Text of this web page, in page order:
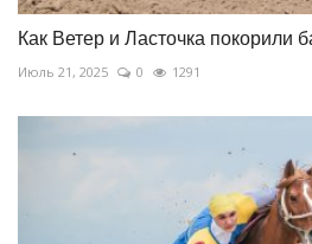
Как Ветер и Ласточка покорили
Июль 21, 2025 0 1291